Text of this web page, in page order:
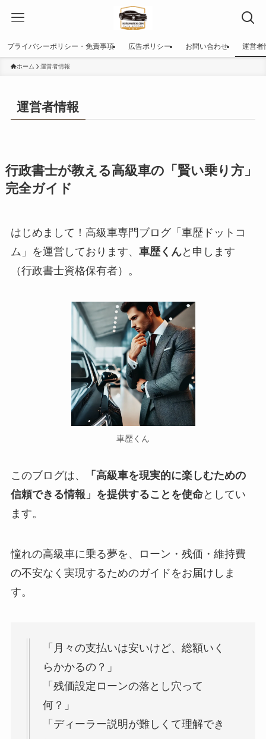
プライバシーポリシー・免責事項 広告ポリシー お問い合わせ 運営者
ホーム 運営者情報
運営者情報
行政書士が教える高級車の「賢い乗り方」
完全ガイド
はじめまして！高級車専門ブログ「車歴ドットコ
ム」を運営しております、 車歴くんと申します
（行政書士資格保有者）。
車歴くん
このブログは、
「高級車を現実的に楽しむための
信頼できる情報」を提供することを使命としてい
ます。
憧れの高級車に乗る夢を、ローン・残価・維持費
の不安なく実現するためのガイドをお届けしま
す。
「月々の支払いは安いけど、総額いく
らかかるの？」
「残価設定ローンの落とし穴って
何？」
「ディーラー説明が難しくて理解でき